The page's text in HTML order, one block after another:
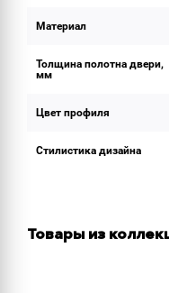
Материал
Толщина полотна двери,
мм
Цвет профиля
Стилистика дизайна
Товары из